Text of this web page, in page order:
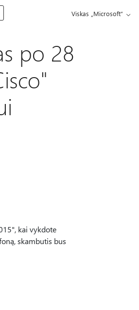
Viskas „Microsoft“
po 28
kai vykdote
skambutis bus